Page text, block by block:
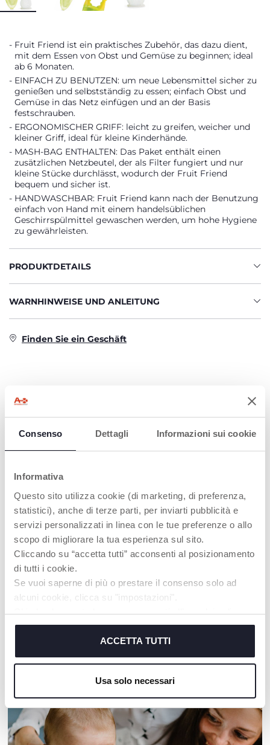
Consenso Dettagli Informazioni sui cookie
Informativa
Questo sito utilizza cookie (di marketing, di preferenza,
statistici), anche di terze parti, per inviarti pubblicità e
servizi personalizzati in linea con le tue preferenze o allo
scopo di migliorare la tua esperienza sul sito.
Cliccando su “accetta tutti” acconsenti al posizionamento
di tutti i cookie.
Se vuoi saperne di più o prestare il consenso solo ad
alcuni cookie, clicca su "impostazioni".
Chiudendo questo banner acconsenti all’uso dei soli
cookie tecnici, indispensabili per fruire del servizio
ACCETTA TUTTI
Usa solo necessari
Fruit Friend ist ein praktisches Zubehör, das dazu dient,
mit dem Essen von Obst und Gemüse zu beginnen; ideal
ab 6 Monaten.
EINFACH ZU BENUTZEN: um neue Lebensmittel sicher zu
genießen und selbstständig zu essen; einfach Obst und
Gemüse in das Netz einfügen und an der Basis
festschrauben.
ERGONOMISCHER GRIFF: leicht zu greifen, weicher und
kleiner Griff, ideal für kleine Kinderhände.
MASH-BAG ENTHALTEN: Das Paket enthält einen
zusätzlichen Netzbeutel, der als Filter fungiert und nur
kleine Stücke durchlässt, wodurch der Fruit Friend
bequem und sicher ist.
HANDWASCHBAR: Fruit Friend kann nach der Benutzung
einfach von Hand mit einem handelsüblichen
Geschirrspülmittel gewaschen werden, um hohe Hygiene
zu gewährleisten.
PRODUKTDETAILS
WARNHINWEISE UND ANLEITUNG
Finden Sie ein Geschäft
PRODUKTE, DIE SIE INTERESSIEREN
KÖNNTEN
Lunch Box - 2y+ Lunch Box - 2y+
UNSER RAT